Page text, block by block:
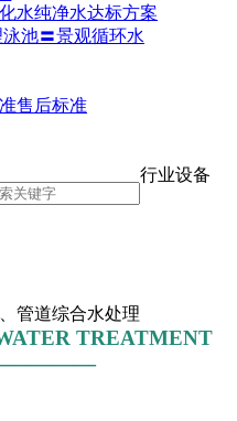
水纯净水达标方案
泳池〓景观循环水
售后标准
行业设备
管道综合水处理
TREATMENT